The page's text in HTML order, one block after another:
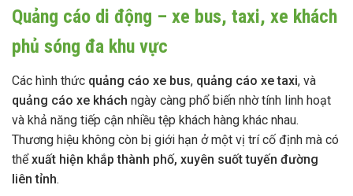
Quảng cáo di động – xe bus, taxi, xe khách
phủ sóng đa khu vực
Các hình thức quảng cáo xe bus, quảng cáo xe taxi, và
quảng cáo xe khách ngày càng phổ biến nhờ tính linh hoạt
và khả năng tiếp cận nhiều tệp khách hàng khác nhau.
Thương hiệu không còn bị giới hạn ở một vị trí cố định mà có
thểxuất hiện khắp thành phố, xuyên suốt tuyến đường
liên tỉnh.